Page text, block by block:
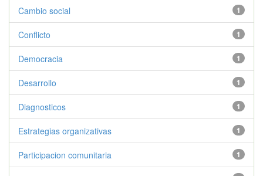
1
Cambio social
1
Conflicto
1
Democracia
1
Desarrollo
1
Diagnosticos
1
Estrategias organizativas
1
Participacion comunitaria